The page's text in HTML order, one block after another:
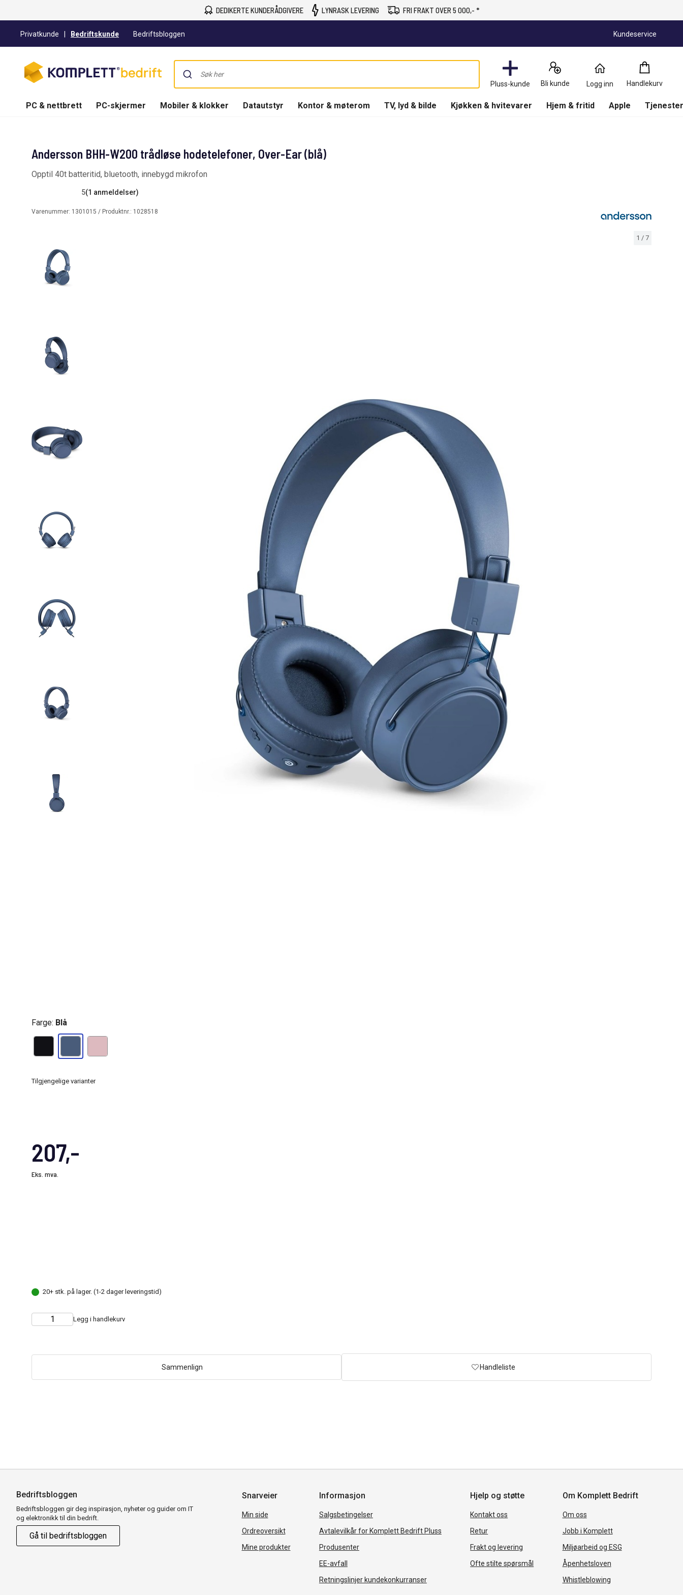
DEDIKERTE KUNDERÅDGIVERE LYNRASK LEVERING FRI FRAKT OVER 5 000,- *
Privatkunde Bedriftskunde Bedriftsbloggen Kundeservice
Pluss-kunde Bli kunde Logg inn Handlekurv
Handlekurv
0
Produkter
PC & nettbrett PC-skjermer Mobiler & klokker Datautstyr Kontor & møterom TV, lyd & bilde Kjøkken & hvitevarer Hjem & fritid Apple
1 / 7
Andersson BHH-W200 trådløse hodetelefoner, Over-Ear (blå)
Opptil 40t batteritid, bluetooth, innebygd mikrofon
5(1 anmeldelser)
Varenummer: 1301015 / Produktnr.: 1028518
207,-
Eks. mva.
Farge: Blå
Tilgjengelige varianter
20+ stk. på lager. (1-2 dager leveringstid)
Choose
Quantity Legg i handlekurv
Sammenlign Handleliste
Bedriftsbloggen
Bedriftsbloggen gir deg inspirasjon, nyheter og guider om IT
og elektronikk til din bedrift.
Gå til bedriftsbloggen
Snarveier
Min side
Ordreoversikt
Mine produkter
Informasjon
Salgsbetingelser
Avtalevilkår for Komplett Bedrift Pluss
Produsenter
EE-avfall
Retningslinjer kundekonkurranser
Hjelp og støtte
Kontakt oss
Retur
Frakt og levering
Ofte stilte spørsmål
Om Komplett Bedrift
Om oss
Jobb i Komplett
Miljøarbeid og ESG
Åpenhetsloven
Whistleblowing